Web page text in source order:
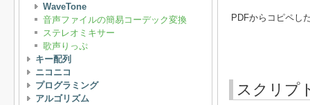
WaveTone
音声ファイルの簡易コーデック変換
ステレオミキサー
歌声りっぷ
キー配列
ニコニコ
プログラミング
アルゴリズム
PDFからコピペし
スクリプ